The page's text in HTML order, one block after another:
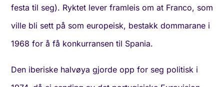
festa til seg). Ryktet lever framleis om at Franco, som
ville bli sett på som europeisk, bestakk dommarane i
1968 for å få konkurransen til Spania.
Den iberiske halvøya gjorde opp for seg politisk i